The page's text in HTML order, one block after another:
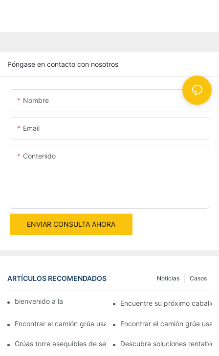
Póngase en contacto con nosotros
Nombre
Email
Contenido
ENVIAR CONSULTA AHORA
ARTÍCULOS RECOMENDADOS Casos
Noticias
bienvenido a la máquina mundial Encuentre su próximo caballo
Encontrar el camión grúa usado perfecto para la venta: una
Encontrar el camión grúa
Grúas torre asequibles de segunda mano a la venta: una
Descubra soluciones